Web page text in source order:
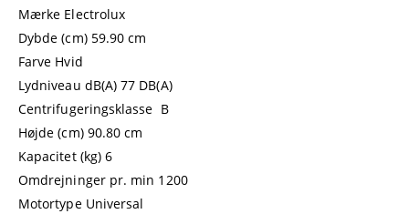
Mærke Electrolux
Dybde (cm) 59.90 cm
Farve Hvid
Lydniveau dB(A) 77 DB(A)
Centrifugeringsklasse B
Højde (cm) 90.80 cm
Kapacitet (kg) 6
Omdrejninger pr. min 1200
Motortype Universal